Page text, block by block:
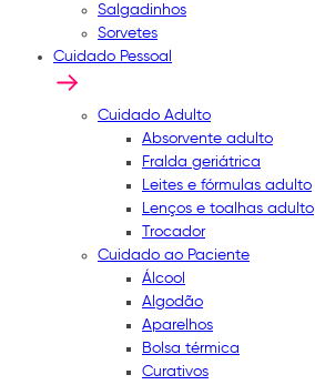
Salgadinhos
Sorvetes
Cuidado Pessoal
Cuidado Adulto
Absorvente adulto
Fralda geriátrica
Leites e fórmulas adulto
Lenços e toalhas adulto
Trocador
Cuidado ao Paciente
Álcool
Algodão
Aparelhos
Bolsa térmica
Curativos